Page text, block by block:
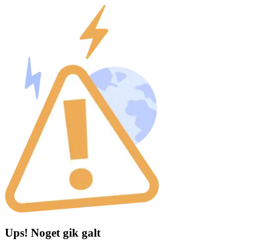
Ups! Noget gik galt